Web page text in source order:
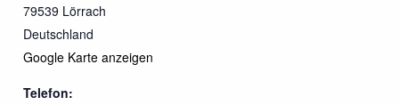
79539 Lörrach
Deutschland
Google Karte anzeigen
Telefon: